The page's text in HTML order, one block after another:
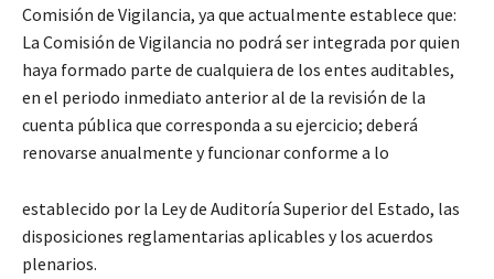
Comisión de Vigilancia, ya que actualmente establece que:
La Comisión de Vigilancia no podrá ser integrada por quien
haya formado parte de cualquiera de los entes auditables,
en el periodo inmediato anterior al de la revisión de la
cuenta pública que corresponda a su ejercicio; deberá
renovarse anualmente y funcionar conforme a lo
establecido por la Ley de Auditoría Superior del Estado, las
disposiciones reglamentarias aplicables y los acuerdos
plenarios.